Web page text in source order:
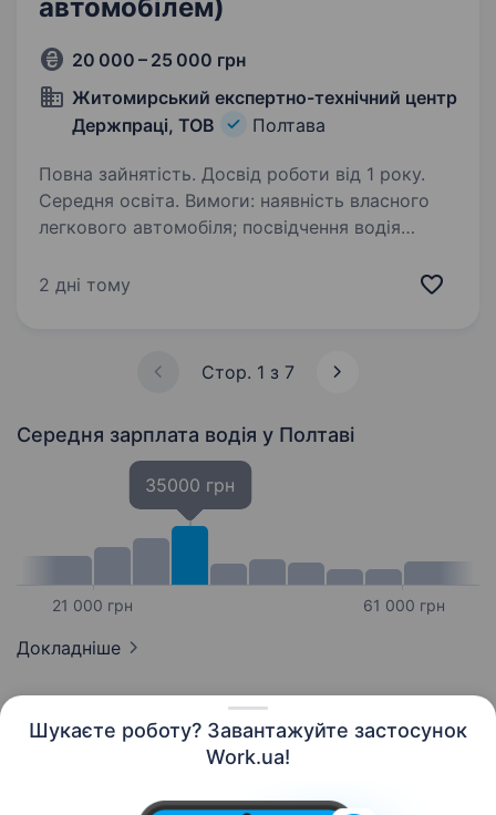
Шукаєте роботу? Завантажуйте застосунок
Work.ua!
автомобілем)
20 000 – 25 000 грн
Житомирський експертно-технічний центр
Держпраці, ТОВ
Полтава
Повна зайнятість. Досвід роботи від 1 року.
Середня освіта. Вимоги: наявність власного
легкового автомобіля; посвідчення водія
року; відповідальність, пунктуальність,
2 дні тому
Стор. 1 з 7
Середня зарплата водія у Полтаві
21 000 грн
35000 грн
61 000 грн
Докладніше